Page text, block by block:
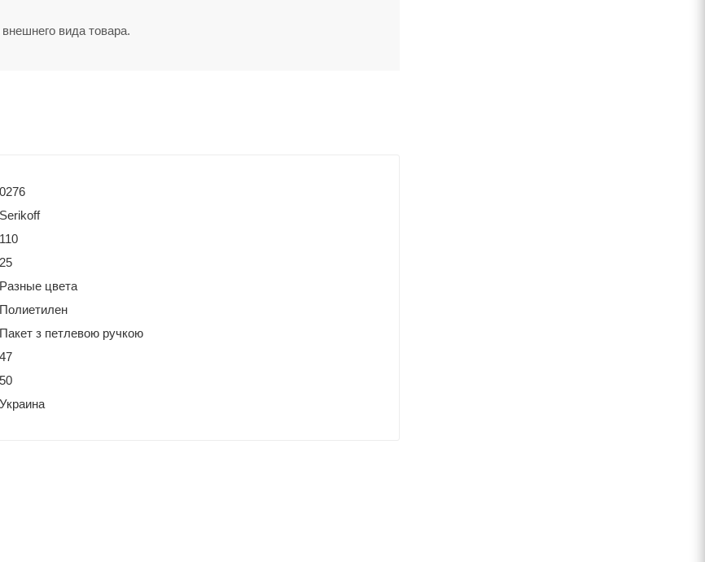
вида товара.
0276
Serikoff
110
25
Разные цвета
Полиетилен
Пакет з петлевою ручкою
47
50
Украина